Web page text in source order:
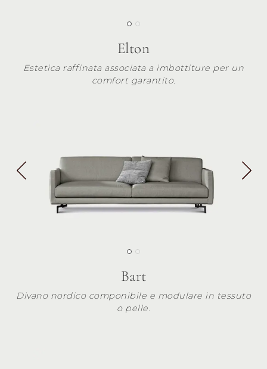
Elton
Estetica raffinata associata a imbottiture per un
comfort garantito.
Bart
Divano nordico componibile e modulare in tessuto
o pelle.